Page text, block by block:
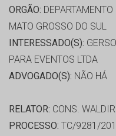
ORGÃO:
MATO GROSSO DO SUL
INTERESSADO(S):
PARA EVENTOS LTDA
ADVOGADO(S): NÃO HÁ
RELATOR: CONS.
PROCESSO: TC/9281/